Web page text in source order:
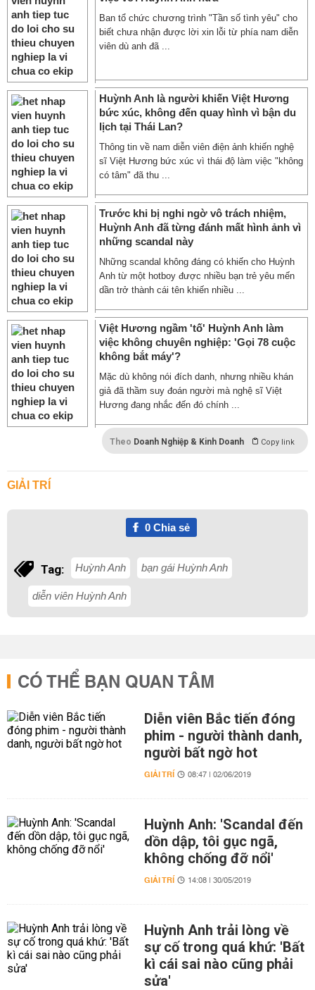
Ban tổ chức chương trình "Tần số tình yêu" cho
biết chưa nhận được lời xin lỗi từ phía nam diễn
viên dù anh đã ...
Huỳnh Anh là người khiến Việt Hương
bức xúc, không đến quay hình vì bận du
lịch tại Thái Lan?
Thông tin về nam diễn viên điện ảnh khiến nghệ
sĩ Việt Hương bức xúc vì thái độ làm việc "không
có tâm" đã thu ...
Trước khi bị nghi ngờ vô trách nhiệm,
Huỳnh Anh đã từng đánh mất hình ảnh vì
những scandal này
Những scandal không đáng có khiến cho Huỳnh
Anh từ một hotboy được nhiều bạn trẻ yêu mến
dần trở thành cái tên khiến nhiều ...
Việt Hương ngầm 'tố' Huỳnh Anh làm
việc không chuyên nghiệp: 'Gọi 78 cuộc
không bắt máy'?
Mặc dù không nói đích danh, nhưng nhiều khán
giả đã thầm suy đoán người mà nghệ sĩ Việt
Hương đang nhắc đến đó chính ...
Theo Doanh Nghiệp & Kinh Doanh Copy link
GIẢI TRÍ
0Chia sẻ
Tag: Huỳnh Anh bạn gái Huỳnh Anh
diễn viên Huỳnh Anh
CÓ THỂ BẠN QUAN TÂM
Diễn viên Bắc tiến đóng
phim - người thành danh,
người bất ngờ hot
GIẢI TRÍ 08:47 | 02/06/2019
Huỳnh Anh: 'Scandal đến
dồn dập, tôi gục ngã,
không chống đỡ nổi'
GIẢI TRÍ 14:08 | 30/05/2019
Huỳnh Anh trải lòng về
sự cố trong quá khứ: 'Bất
kì cái sai nào cũng phải
sửa'